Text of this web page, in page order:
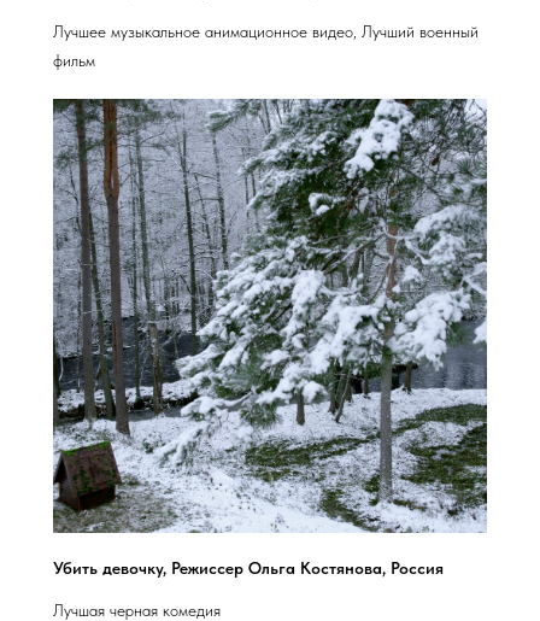
Лучшее музыкальное анимационное видео, Лучший военный
фильм
Убить девочку, Режиссер Ольга Костянова, Россия
Лучшая черная комедия